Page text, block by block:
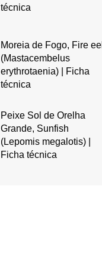
técnica
Moreia de Fogo, Fire eel
(Mastacembelus
erythrotaenia) | Ficha
técnica
Peixe Sol de Orelha
Grande, Sunfish
(Lepomis megalotis) |
Ficha técnica